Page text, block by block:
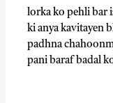
lorka ko pehli bar
ki anya kavitayen
padhna
pani baraf badal